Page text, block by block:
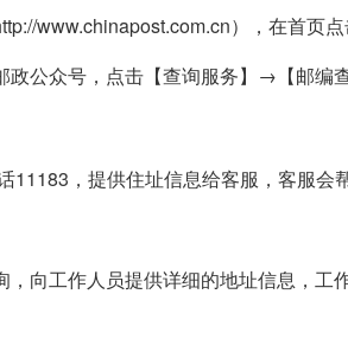
www.chinapost.com.cn），在首页点
政公众号，点击【查询服务】→【邮编
11183，提供住址信息给客服，客服会
向工作人员提供详细的地址信息，工